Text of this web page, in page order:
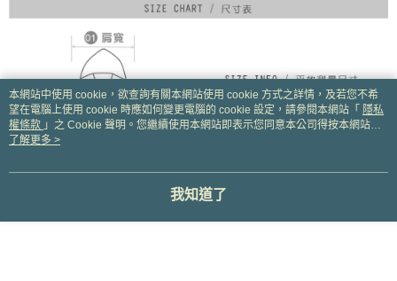
本網站中使用 cookie，欲查詢有關本網站使用 cookie 方式之詳情，及若您不希
望在電腦上使用 cookie 時應如何變更電腦的 cookie 設定，請參閱本網站「 隱私
權條款 」之 Cookie 聲明。您繼續使用本網站即表示您同意本公司得按本網站使
用條款之 Cookie 聲明使用 cookie。
了解更多 >
我知道了